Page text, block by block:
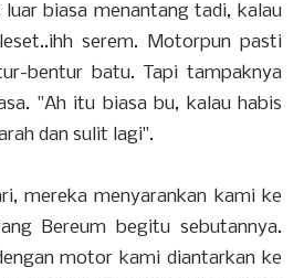
biasa menantang tadi, kalau
serem. Motorpun pasti
bentur batu. Tapi tampaknya
"Ah itu biasa bu, kalau habis
dan sulit lagi".
mereka menyarankan kami ke
Bereum begitu sebutannya.
motor kami diantarkan ke